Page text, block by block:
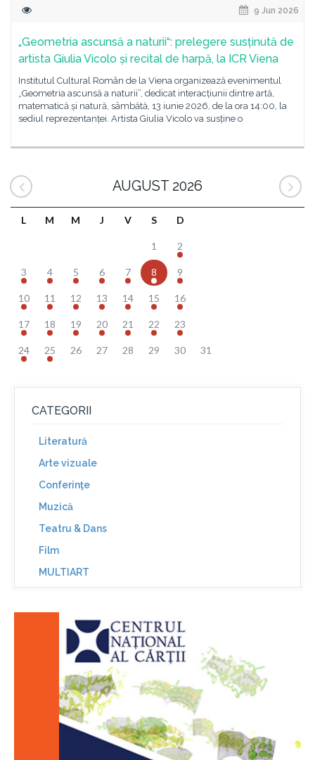
9 Jun 2026
„Geometria ascunsă a naturii“: prelegere susținută de
artista Giulia Vicolo și recital de harpă, la ICR Viena
Institutul Cultural Român de la Viena organizează evenimentul
„Geometria ascunsă a naturii”, dedicat interacțiunii dintre artă,
matematică și natură, sâmbătă, 13 iunie 2026, de la ora 14:00, la
sediul reprezentanței. Artista Giulia Vicolo va susține o
AUGUST 2026
L M M J V S D
1 2
3 4 5 6 7 8 9
10 11 12 13 14 15 16
17 18 19 20 21 22 23
24 25 26 27 28 29 30 31
CATEGORII
Literatură
Arte vizuale
Conferinţe
Muzică
Teatru & Dans
Film
MULTIART